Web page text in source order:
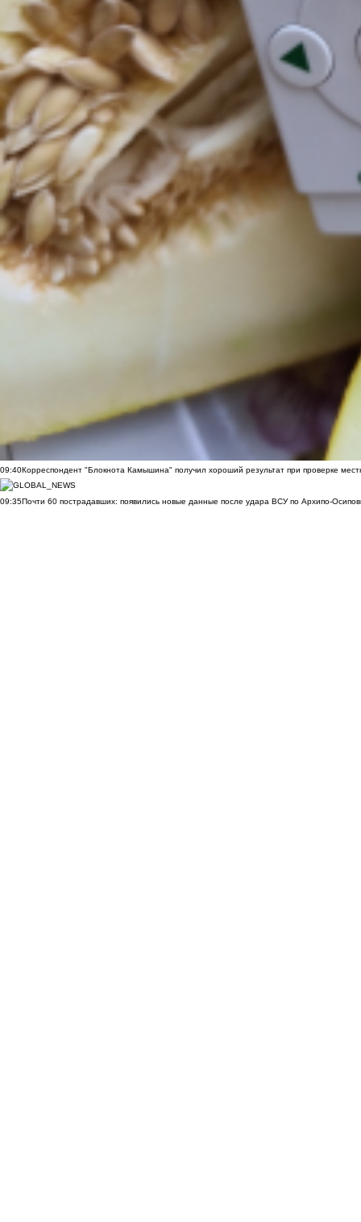
09:40Корреспондент "Блокнота Камышина" получил хороший результат при проверке
09:35Почти 60 пострадавших: появились новые данные после удара ВСУ по Архипо-